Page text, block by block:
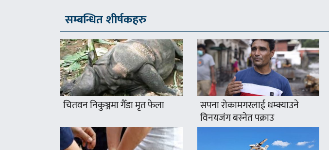
सम्बन्धित शीर्षकहरु
चितवन निकुञ्जमा गैँडा मृत फेला सपना रोकामगरलाई धम्क्याउने
विनयजंग बस्नेत पक्राउ